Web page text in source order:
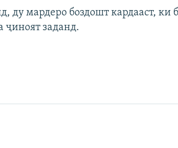
ду мардеро боздошт кардааст, ки
ҷиноят заданд.